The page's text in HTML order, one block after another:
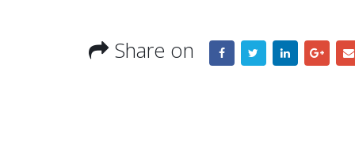
Share on
vandálicos en la colonia felina de Pino
Alto